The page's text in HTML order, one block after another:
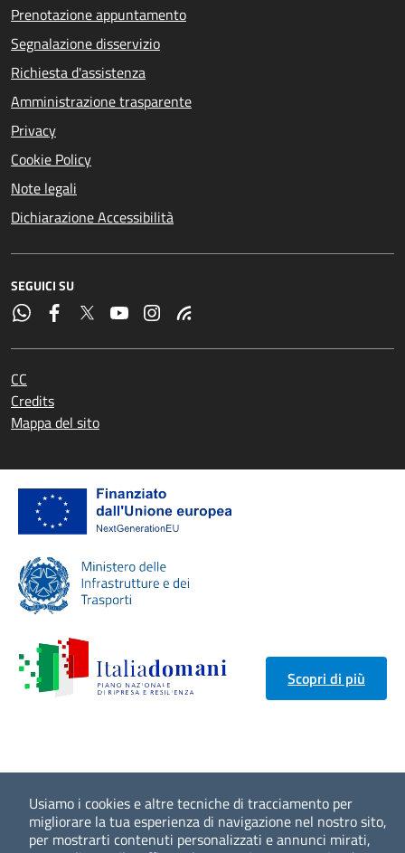
Usiamo i cookies e altre tecniche di tracciamento per
migliorare la tua esperienza di navigazione nel nostro sito,
per mostrarti contenuti personalizzati e annunci mirati,
Prenotazione appuntamento
Segnalazione disservizio
Richiesta d'assistenza
Amministrazione trasparente
Privacy
Cookie Policy
Note legali
Dichiarazione Accessibilità
SEGUICI SU
CC
Credits
Mappa del sito
Scopri di più